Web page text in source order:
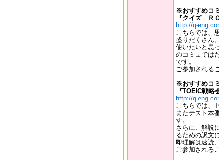
※おすすめコ
『クイズ Ｒ
http://q-
こちらでは、
盛りだくさん
使いたいと思
のコミュでは
です。
ご参加される
※おすすめコ
『TOEIC戦略
http://q-
こちらでは、
またテスト本
す。
さらに、解説
るための訳文
即理解は速読
ご参加される